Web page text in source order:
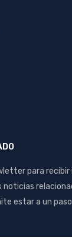
para
estar a un